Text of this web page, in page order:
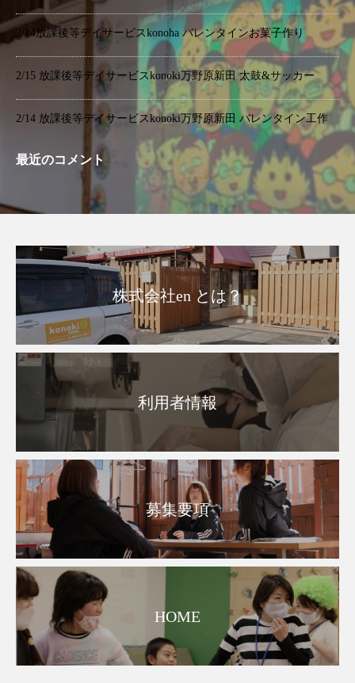
2/14放課後等デイサービスkonoha バレンタインお菓子作り
2/15 放課後等デイサービスkonoki万野原新田 太鼓&サッカー
2/14 放課後等デイサービスkonoki万野原新田 バレンタイン工作
最近のコメント
株式会社en とは？
利用者情報
募集要項
HOME